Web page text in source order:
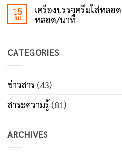
ช่วย
เพิ่ม
ได้
แปล
ว่า
Comments
on
5
จุด
ต้นทุน
ลด
ค่า
จ่าย
ภัณฑ์
15
Jul
เครื่องบรรจุครีมใส่หลอ
หลอด/นาที
เครื่อง
หลอด
อัตโนมัติ
เร็ว
80
CATEGORIES
ข่าวสาร (43)
สาระความรู้ (81)
ARCHIVES